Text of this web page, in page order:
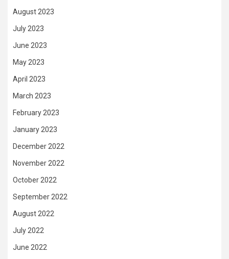
August 2023
July 2023
June 2023
May 2023
April 2023
March 2023
February 2023
January 2023
December 2022
November 2022
October 2022
September 2022
August 2022
July 2022
June 2022